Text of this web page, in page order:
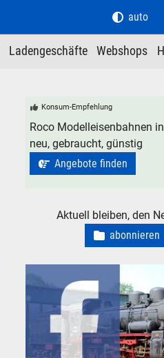
Ladengeschäfte Webshops
auto
Konsum-Empfehlung
Roco Modelleisenbahnen
neu, gebraucht, günstig
Angebote finden
Aktuell bleiben, den
abonnieren